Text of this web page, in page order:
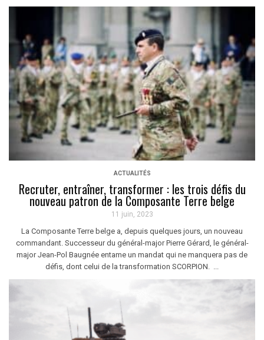
ACTUALITÉS
Recruter, entraîner, transformer : les trois défis du
nouveau patron de la Composante Terre belge
11 juin, 2023
La Composante Terre belge a, depuis quelques jours, un nouveau
commandant. Successeur du général-major Pierre Gérard, le général-
major Jean-Pol Baugnée entame un mandat qui ne manquera pas de
défis, dont celui de la transformation SCORPION. ...